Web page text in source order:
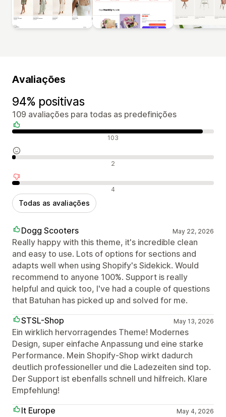
Avaliações
94% positivas
109 avaliações para todas as predefinições
Avaliações positivas 103
Avaliações neutras 2
Avaliações negativas 4
Todas as avaliações
Dogg Scooters May 22, 2026
Really happy with this theme, it's incredible clean
and easy to use. Lots of options for sections and
adapts well when using Shopify's Sidekick. Would
recommend to anyone 100%. Support is really
helpful and quick too, I've had a couple of questions
that Batuhan has picked up and solved for me.
STSL-Shop
May 13, 2026
Ein wirklich hervorragendes Theme! Modernes
Design, super einfache Anpassung und eine starke
Performance. Mein Shopify-Shop wirkt dadurch
deutlich professioneller und die Ladezeiten sind top.
Der Support ist ebenfalls schnell und hilfreich. Klare
Empfehlung!
It Europe
May 4, 2026